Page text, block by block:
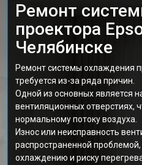
Ремонт
проектора
Челябинске
Ремонт системы охлаждения
требуется из-за ряда причин.
Одной из основных является
вентиляционных отверстиях,
нормальному потоку воздуха.
Износ или неисправность
распространенной
охлаждению и риску